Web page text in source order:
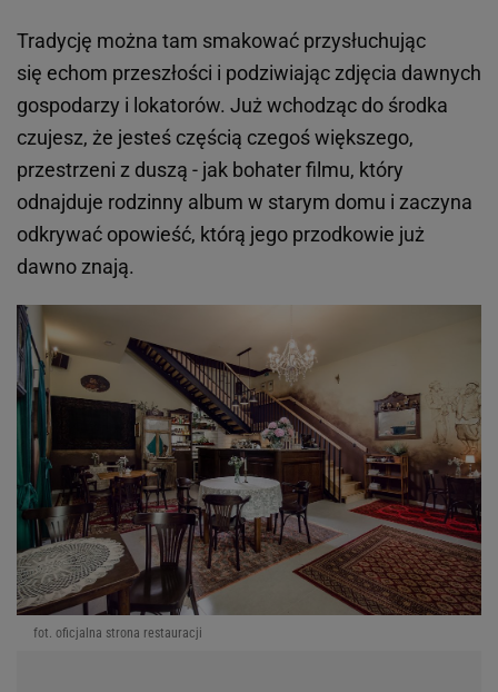
Tradycję można tam smakować przysłuchując
się echom przeszłości i podziwiając zdjęcia dawnych
gospodarzy i lokatorów. Już wchodząc do środka
czujesz, że jesteś częścią czegoś większego,
przestrzeni z duszą - jak bohater filmu, który
odnajduje rodzinny album w starym domu i zaczyna
odkrywać opowieść, którą jego przodkowie już
dawno znają.
fot. oficjalna strona restauracji